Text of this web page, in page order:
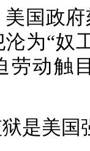
政府
为“奴
劳动触
美国